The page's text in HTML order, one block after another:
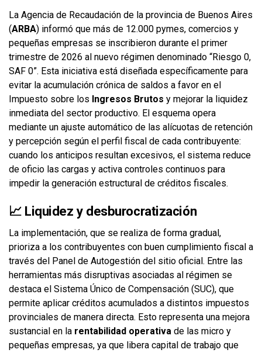
La Agencia de Recaudación de la provincia de Buenos Aires
(ARBA) informó que más de 12.000 pymes, comercios y
pequeñas empresas se inscribieron durante el primer
trimestre de 2026 al nuevo régimen denominado “Riesgo 0,
SAF 0”. Esta iniciativa está diseñada específicamente para
evitar la acumulación crónica de saldos a favor en el
Impuesto sobre los Ingresos Brutos y mejorar la liquidez
inmediata del sector productivo. El esquema opera
mediante un ajuste automático de las alícuotas de retención
y percepción según el perfil fiscal de cada contribuyente:
cuando los anticipos resultan excesivos, el sistema reduce
de oficio las cargas y activa controles continuos para
impedir la generación estructural de créditos fiscales.
📈 Liquidez y desburocratización
La implementación, que se realiza de forma gradual,
prioriza a los contribuyentes con buen cumplimiento fiscal a
través del Panel de Autogestión del sitio oficial. Entre las
herramientas más disruptivas asociadas al régimen se
destaca el Sistema Único de Compensación (SUC), que
permite aplicar créditos acumulados a distintos impuestos
provinciales de manera directa. Esto representa una mejora
sustancial en la rentabilidad operativa de las micro y
pequeñas empresas, ya que libera capital de trabajo que